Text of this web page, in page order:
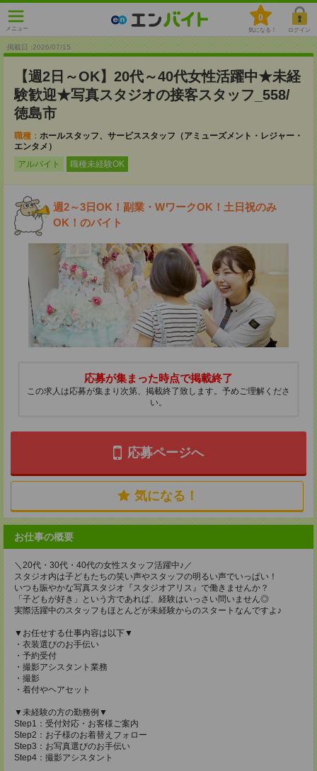
メニュー
0
気になる！ ログイン
掲載日 :2026/07/15
【週2日～OK】20代～40代女性活躍中★未経
験歓迎★写真スタジオの接客スタッフ_558/
徳島市
職種： ホールスタッフ、サービススタッフ（アミューズメント・レジャー・
エンタメ）
アルバイト
職種未経験OK
週2～3日OK！副業・WワークOK！土日祝のみ
OK！のバイト
応募が集まった時点で掲載終了
この求人は応募が集まり次第、掲載終了致します。予めご理解くださ
い。
応募ページへ
気になる！
お仕事の概要
＼20代・30代・40代の女性スタッフ活躍中♪／
スタジオ内は子どもたちの笑い声やスタッフの明るい声でいっぱい！
いつも賑やかな写真スタジオ『スタジオアリス』で働きませんか？
「子どもが好き」という方であれば、経験はいっさい問いません◎
実際活躍中のスタッフもほとんどが未経験からのスタートなんですよ♪
▼お任せする仕事内容は以下▼
・衣装選びのお手伝い
・予約受付
・撮影アシスタント業務
・撮影
・着付やヘアセット
▼未経験の方の勤務例▼
Step1：受付対応・お客様ご案内
Step2：お子様のお着替えフォロー
Step3：お写真選びのお手伝い
Step4：撮影アシスタント